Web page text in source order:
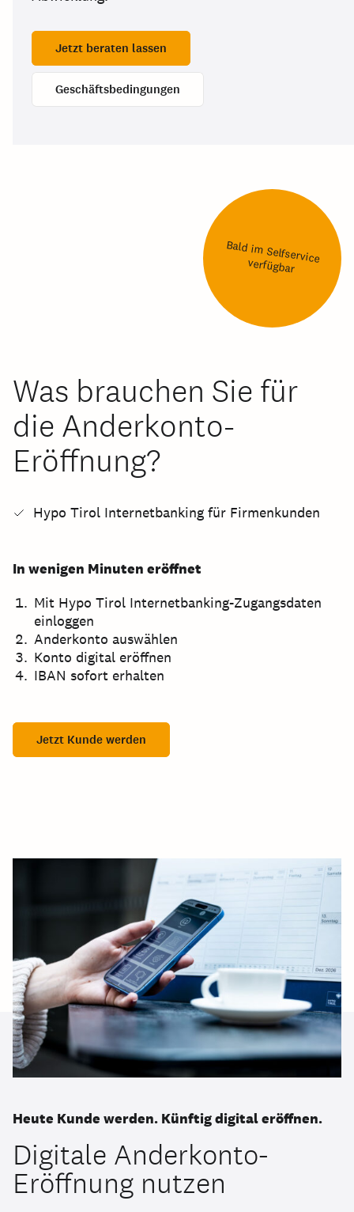
Jetzt beraten lassen
Geschäftsbedingungen
Bald im Selfservice
verfügbar
Was brauchen Sie für
die Anderkonto-
Eröffnung?
Hypo Tirol Internetbanking für Firmenkunden
In wenigen Minuten eröffnet
Mit Hypo Tirol Internetbanking-Zugangsdaten
einloggen
Anderkonto auswählen
Konto digital eröffnen
IBAN sofort erhalten
Jetzt Kunde werden
Heute Kunde werden. Künftig digital eröffnen.
Digitale Anderkonto-
Eröffnung nutzen